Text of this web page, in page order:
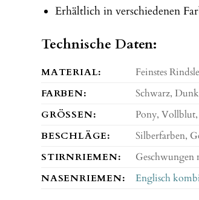
Erhältlich in verschiedenen
Technische Daten:
MATERIAL:
Feinstes
FARBEN:
Schwarz,
GRÖSSEN:
Pony,
BESCHLÄGE:
Silberfarben,
STIRNRIEMEN:
Geschwungen
NASENRIEMEN:
Englisch